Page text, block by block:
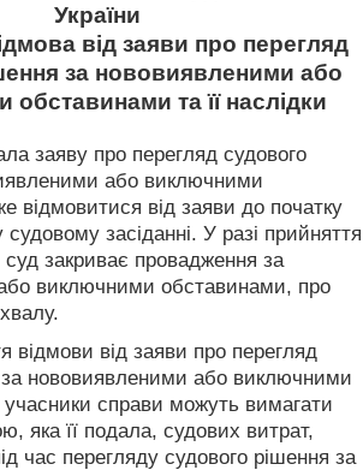
України
від заяви про перегляд
за нововиявленими або
та її наслідки
заяву про перегляд судового
або виключними
відмовитися від заяви до початку
засіданні. У разі прийняття
суд закриває провадження за
виключними обставинами, про
відмови від заяви про перегляд
за нововиявленими або виключними
справи можуть вимагати
яка її подала, судових витрат,
час перегляду судового рішення за